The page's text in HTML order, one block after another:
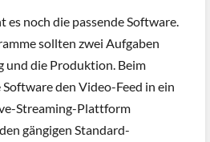
es noch die passende Software.
sollten zwei Aufgaben
und die Produktion. Beim
den Video-Feed in ein
Streaming-Plattform
gängigen Standard-